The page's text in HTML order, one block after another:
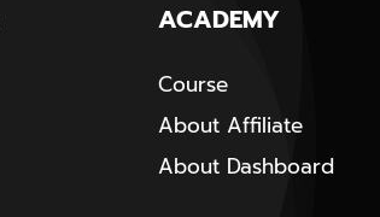
ACADEMY
Course
About Affiliate
About Dashboard